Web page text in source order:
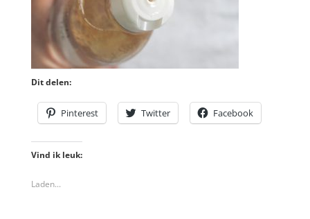
Dit delen:
Pinterest Twitter Facebook
Vind ik leuk:
Laden...